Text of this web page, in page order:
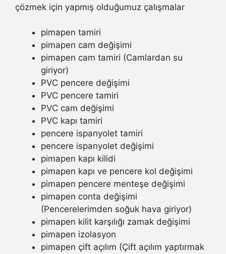
çözmek için yapmış olduğumuz çalışmalar
pimapen tamiri
pimapen cam değişimi
pimapen cam tamiri (Camlardan su
giriyor)
PVC pencere değişimi
PVC pencere tamiri
PVC cam değişimi
PVC kapı tamiri
pencere ispanyolet tamiri
pencere ispanyolet değişimi
pimapen kapı kilidi
pimapen kapı ve pencere kol değişimi
pimapen pencere menteşe değişimi
pimapen conta değişimi
(Pencerelerimden soğuk hava giriyor)
pimapen kilit karşılığı zamak değişimi
pimapen izolasyon
pimapen çift açılım (Çift açılım yaptırmak